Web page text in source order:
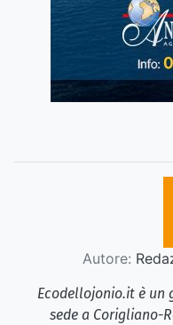
Autore:
Ecodellojonio.it è un
sede a Corigliano-